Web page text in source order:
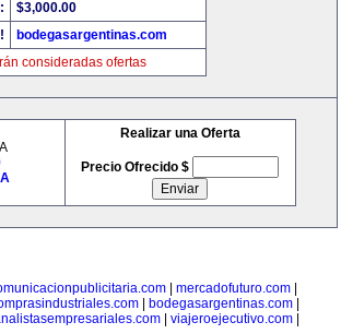
$3,000.00
bodegasargentinas.com
consideradas ofertas
Realizar una Oferta
Precio Ofrecido $
| mercadofuturo.com|
bodegasargentinas.com
| viajeroejecutivo.com|